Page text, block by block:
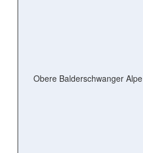
Obere Balderschwanger Alpe